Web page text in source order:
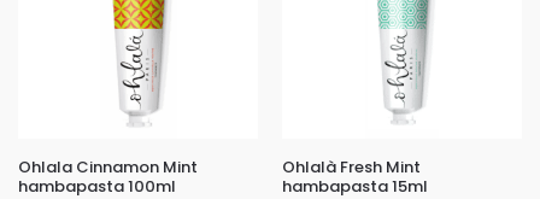
Ohlala Cinnamon Mint
hambapasta 100ml
Ohlalà Fresh Mint
hambapasta 15ml